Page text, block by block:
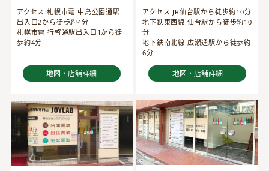
アクセス:札幌市電 中島公園通駅
出入口2から徒歩約4分
札幌市電 行啓通駅出入口1から徒
歩約4分
地図・店舗詳細
アクセス:JR仙台駅から徒歩約10分
地下鉄東西線 仙台駅から徒歩約10
分
地下鉄南北線 広瀬通駅から徒歩約
6分
地図・店舗詳細